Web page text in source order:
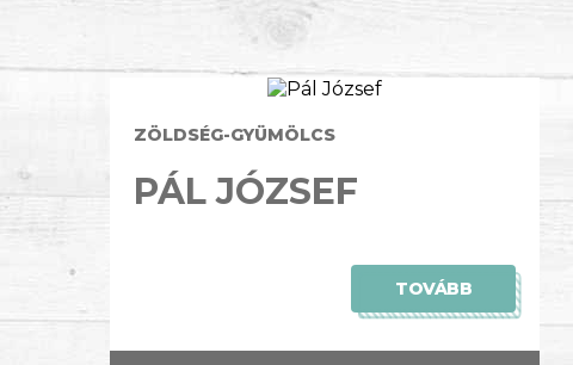
ZÖLDSÉG-GYÜMÖLCS
PÁL JÓZSEF
TOVÁBB